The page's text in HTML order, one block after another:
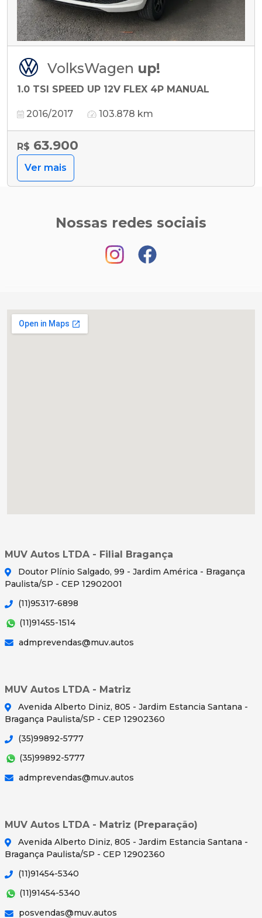
VolksWagen up!
1.0 TSI SPEED UP 12V FLEX 4P MANUAL
2016/2017 103.878 km
R$ 63.900
Ver mais
Nossas redes sociais
MUV Autos LTDA - Filial Bragança
Doutor Plínio Salgado, 99 - Jardim América - Bragança
Paulista/SP - CEP 12902001
(11)95317-6898
(11)91455-1514
admprevendas@muv.autos
MUV Autos LTDA - Matriz
Avenida Alberto Diniz, 805 - Jardim Estancia Santana -
Bragança Paulista/SP - CEP 12902360
(35)99892-5777
(35)99892-5777
admprevendas@muv.autos
MUV Autos LTDA - Matriz (Preparação)
Avenida Alberto Diniz, 805 - Jardim Estancia Santana -
Bragança Paulista/SP - CEP 12902360
(11)91454-5340
(11)91454-5340
posvendas@muv.autos